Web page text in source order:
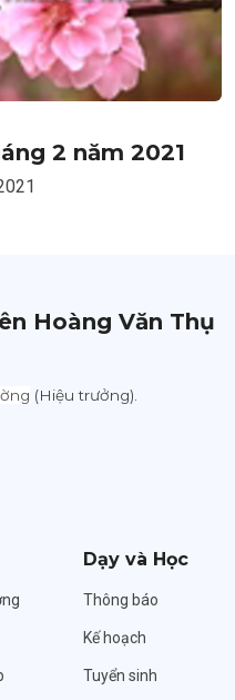
2 năm 2021
Hoàng Văn Thụ
(Hiệu trưởng).
Dạy và Học
Thông báo
Kế hoạch
Tuyển sinh